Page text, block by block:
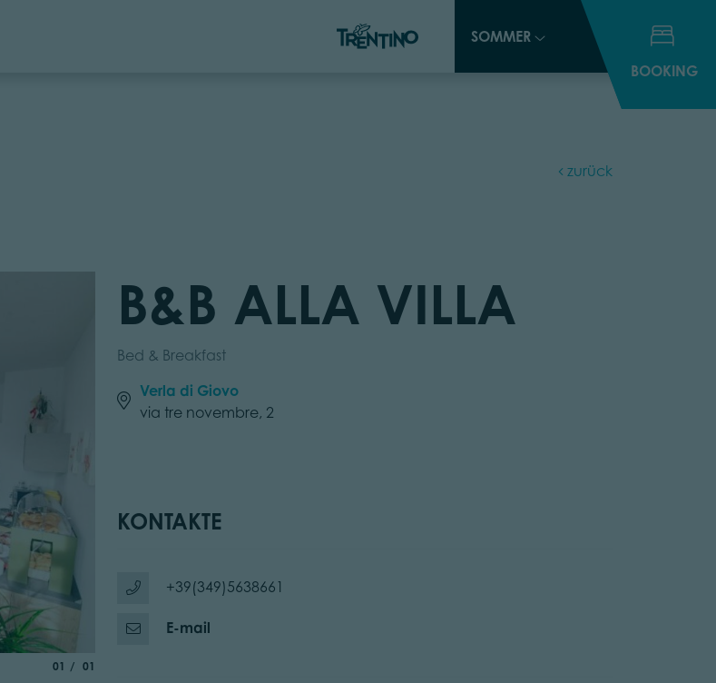
SOMMER
BOOKING
SOMMER
BOOKING
zurück
aria.slide_indicator.prefix
01 von
01
B&B ALLA VILLA
Bed & Breakfast
Verla di Giovo
via tre novembre, 2
KONTAKTE
+39(349)5638661
E-mail